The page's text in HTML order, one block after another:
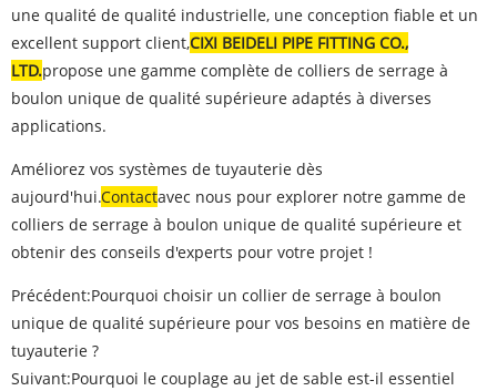
une qualité de qualité industrielle, une conception fiable et un
excellent support client,CIXI BEIDELI PIPE FITTING CO.,
LTD.propose une gamme complète de colliers de serrage à
boulon unique de qualité supérieure adaptés à diverses
applications.
Améliorez vos systèmes de tuyauterie dès
aujourd'hui.Contactavec nous pour explorer notre gamme de
colliers de serrage à boulon unique de qualité supérieure et
obtenir des conseils d'experts pour votre projet !
Précédent:Pourquoi choisir un collier de serrage à boulon
unique de qualité supérieure pour vos besoins en matière de
tuyauterie ?
Suivant:Pourquoi le couplage au jet de sable est-il essentiel